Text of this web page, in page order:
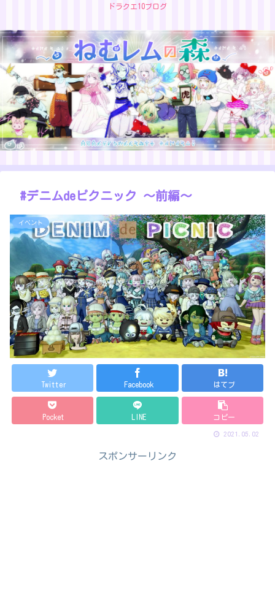
ドラクエ10ブログ
#デニムdeピクニック ～前編～
イベント
Twitter Facebook はてブ
Pocket LINE コピー
2021.05.02
スポンサーリンク